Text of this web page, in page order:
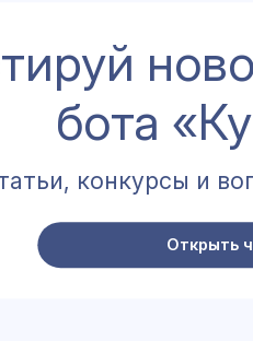
бота
конкурсы и
Открыть